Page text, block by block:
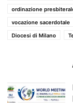
ordinazione
vocazione sacerdotale
Diocesi di Milano